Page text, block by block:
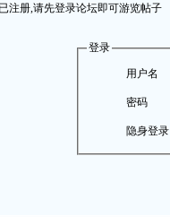
注册,请先登录论坛即可游览帖子
登录
用户名
密码
隐身登录